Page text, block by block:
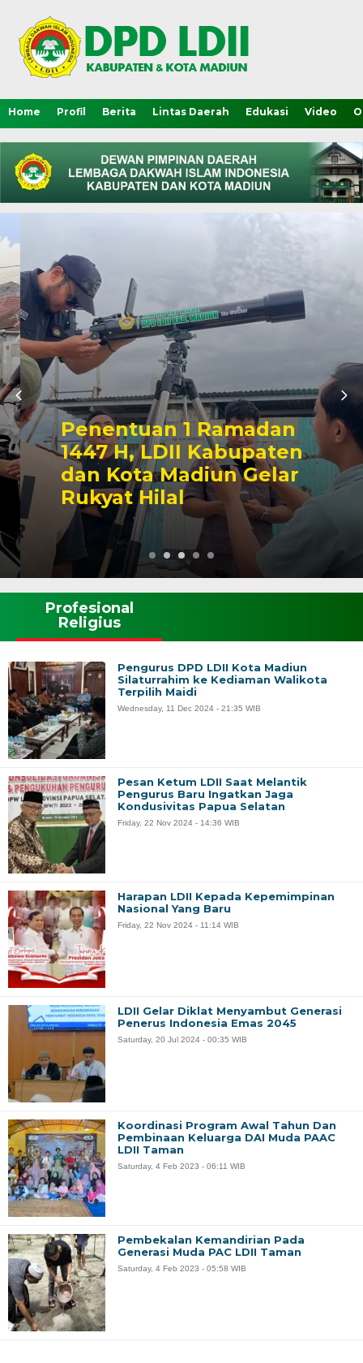
Home Profil Berita Lintas Daerah Edukasi Video
Penentuan 1 Ramadan
1447 H, LDII Kabupaten
dan Kota Madiun Gelar
Rukyat Hilal
Profesional
Religius
Pengurus DPD LDII Kota Madiun
Silaturrahim ke Kediaman Walikota
Terpilih Maidi
Wednesday, 11 Dec 2024 - 21:35 WIB
Pesan Ketum LDII Saat Melantik
Pengurus Baru Ingatkan Jaga
Kondusivitas Papua Selatan
Friday, 22 Nov 2024 - 14:36 WIB
Harapan LDII Kepada Kepemimpinan
Nasional Yang Baru
Friday, 22 Nov 2024 - 11:14 WIB
LDII Gelar Diklat Menyambut Generasi
Penerus Indonesia Emas 2045
Saturday, 20 Jul 2024 - 00:35 WIB
Koordinasi Program Awal Tahun Dan
Pembinaan Keluarga DAI Muda PAAC
LDII Taman
Saturday, 4 Feb 2023 - 06:11 WIB
Pembekalan Kemandirian Pada
Generasi Muda PAC LDII Taman
Saturday, 4 Feb 2023 - 05:58 WIB